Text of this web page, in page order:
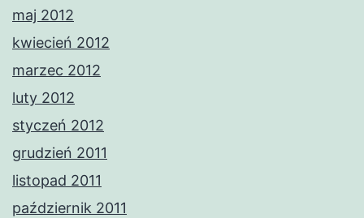
maj 2012
kwiecień 2012
marzec 2012
luty 2012
styczeń 2012
grudzień 2011
listopad 2011
październik 2011